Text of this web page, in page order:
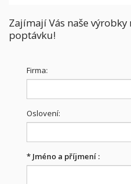
Zajímají Vás naše
poptávku!
Firma:
Oslovení:
* Jméno a příjmení :